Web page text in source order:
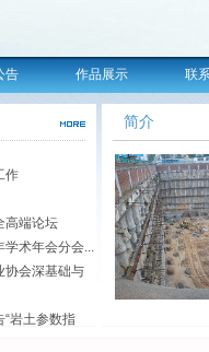
告 作品展示 联
作
高端论坛
学术年会分会...
协会深基础与
岩土参数指
简介